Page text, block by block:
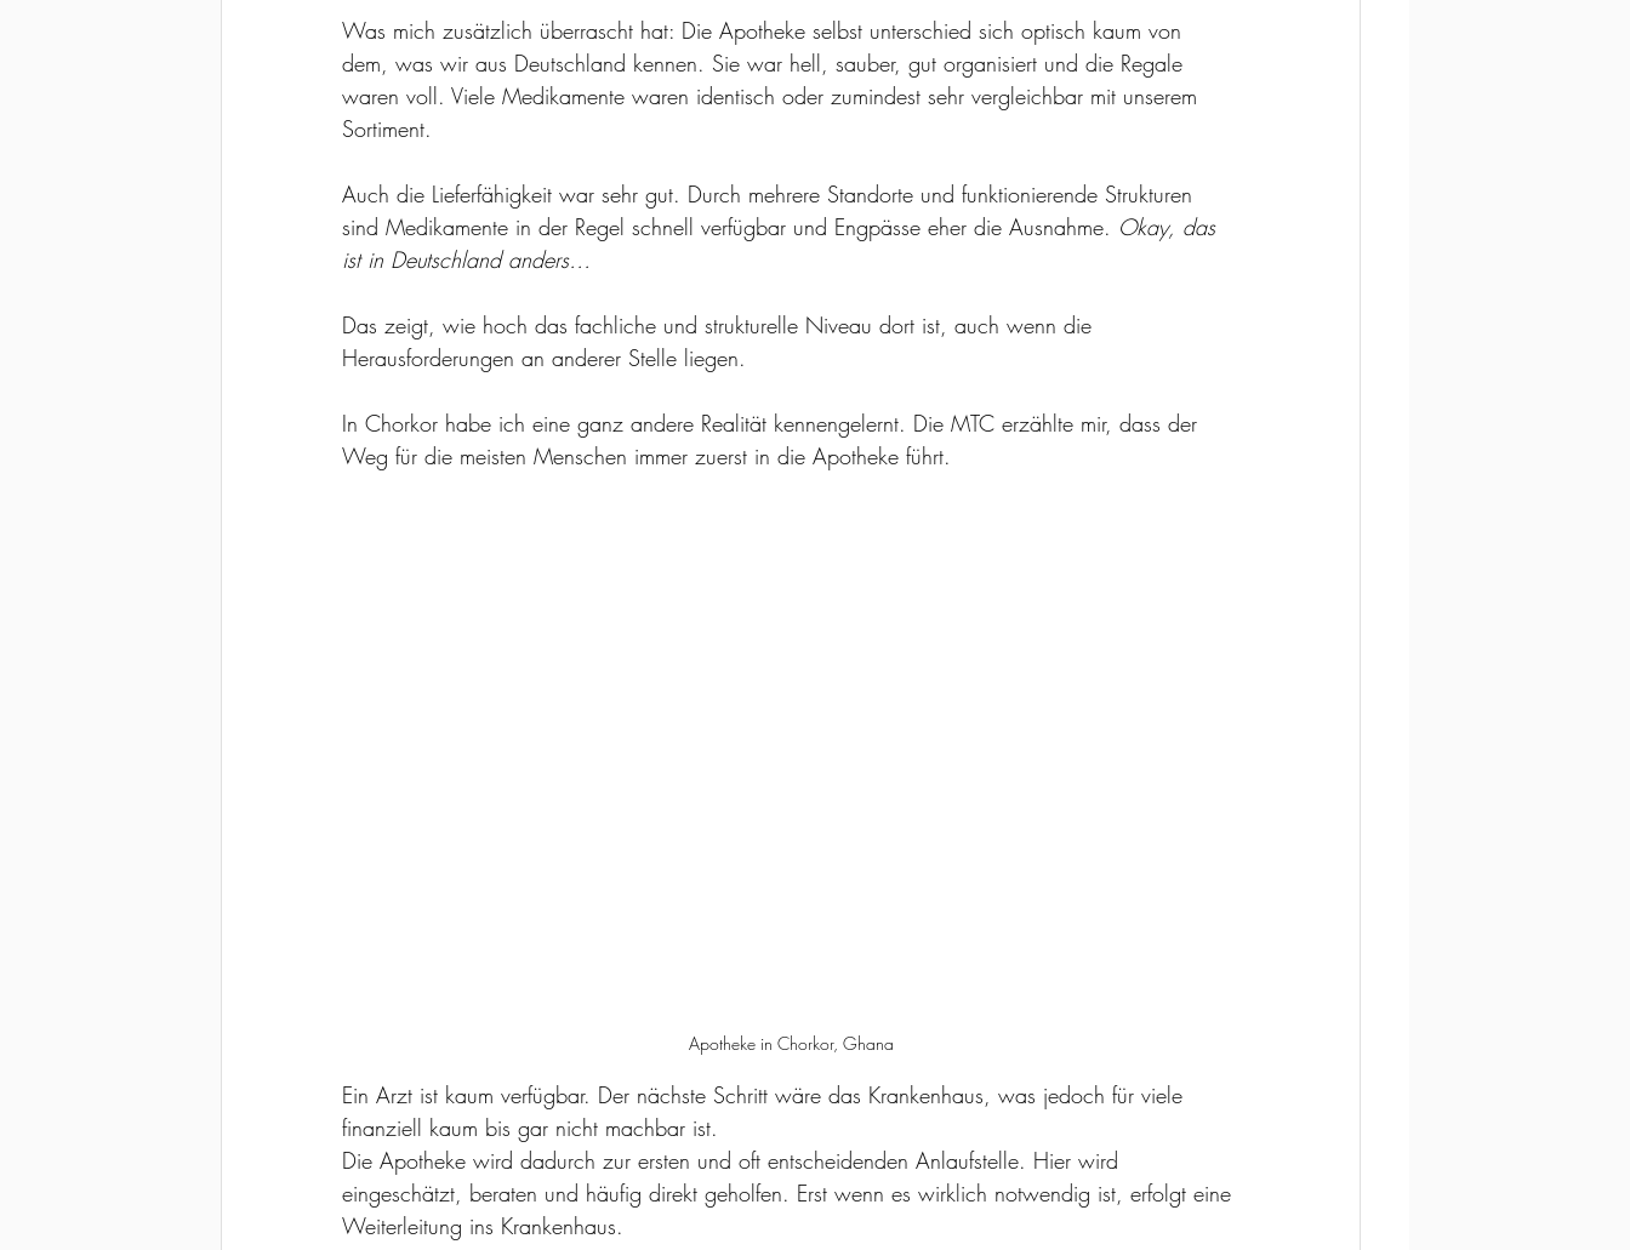
Was mich zusätzlich überrascht hat: Die Apotheke selbst unterschied sich optisch kaum von
dem, was wir aus Deutschland kennen. Sie war hell, sauber, gut organisiert und die Regale
waren voll. Viele Medikamente waren identisch oder zumindest sehr vergleichbar mit unserem
Sortiment.
Auch die Lieferfähigkeit war sehr gut. Durch mehrere Standorte und funktionierende Strukturen
sind Medikamente in der Regel schnell verfügbar und Engpässe eher die Ausnahme. Okay, das
ist in Deutschland anders…
Das zeigt, wie hoch das fachliche und strukturelle Niveau dort ist, auch wenn die
Herausforderungen an anderer Stelle liegen.
In Chorkor habe ich eine ganz andere Realität kennengelernt. Die MTC erzählte mir, dass der
Weg für die meisten Menschen immer zuerst in die Apotheke führt.
Apotheke in Chorkor, Ghana
Ein Arzt ist kaum verfügbar. Der nächste Schritt wäre das Krankenhaus, was jedoch für viele
finanziell kaum bis gar nicht machbar ist.
Die Apotheke wird dadurch zur ersten und oft entscheidenden Anlaufstelle. Hier wird
eingeschätzt, beraten und häufig direkt geholfen. Erst wenn es wirklich notwendig ist, erfolgt eine
Weiterleitung ins Krankenhaus.